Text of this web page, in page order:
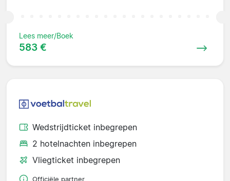
Lees meer/Boek
583 €
Wedstrijdticket inbegrepen
2 hotelnachten inbegrepen
Vliegticket inbegrepen
Officiële partner